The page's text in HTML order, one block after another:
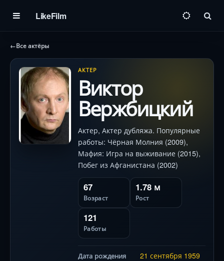
LikeFilm
←Все актёры
АКТЕР
Виктор
Вержбицкий
Актер, Актер дубляжа. Популярные
работы: Чёрная Молния (2009),
Мафия: Игра на выживание (2015),
Побег из Афганистана (2002)
67
Возраст
1.78 м
Рост
121
Работы
Дата рождения 21 сентября 1959